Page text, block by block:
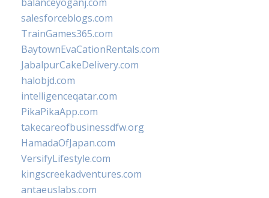
salesforceblogs.com
TrainGames365.com
BaytownEvaCationRentals.com
JabalpurCakeDelivery.com
halobjd.com
intelligenceqatar.com
PikaPikaApp.com
takecareofbusinessdfw.org
HamadaOfJapan.com
VersifyLifestyle.com
kingscreekadventures.com
antaeuslabs.com